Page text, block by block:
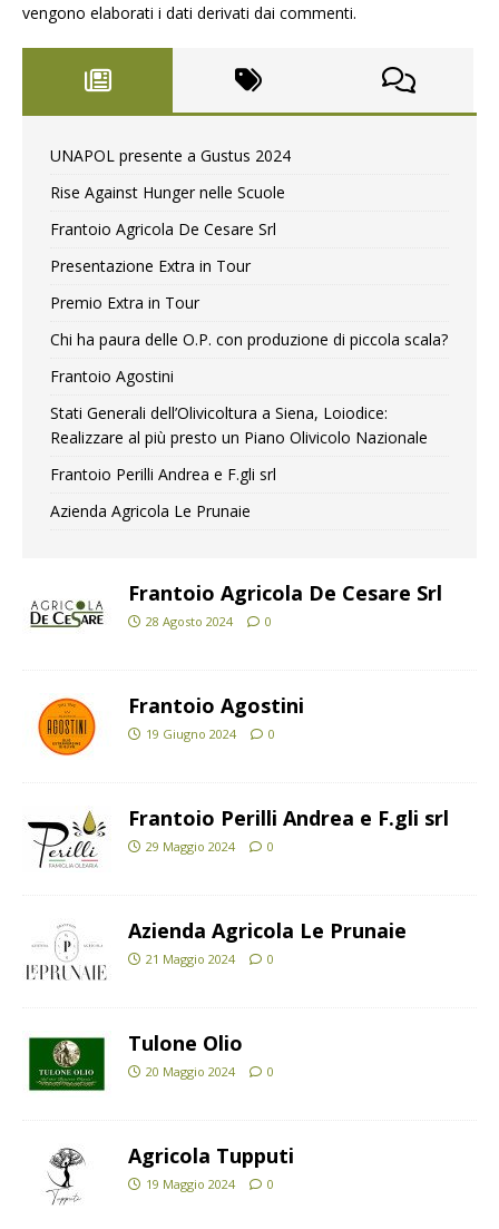
vengono elaborati i dati derivati dai commenti.
UNAPOL presente a Gustus 2024
Rise Against Hunger nelle Scuole
Frantoio Agricola De Cesare Srl
Presentazione Extra in Tour
Premio Extra in Tour
Chi ha paura delle O.P. con produzione di piccola scala?
Frantoio Agostini
Stati Generali dell’Olivicoltura a Siena, Loiodice:
Realizzare al più presto un Piano Olivicolo Nazionale
Frantoio Perilli Andrea e F.gli srl
Azienda Agricola Le Prunaie
Frantoio Agricola De Cesare Srl
28 Agosto 2024 0
Frantoio Agostini
19 Giugno 2024 0
Frantoio Perilli Andrea e F.gli srl
29 Maggio 2024 0
Azienda Agricola Le Prunaie
21 Maggio 2024 0
Tulone Olio
20 Maggio 2024 0
Agricola Tupputi
19 Maggio 2024 0